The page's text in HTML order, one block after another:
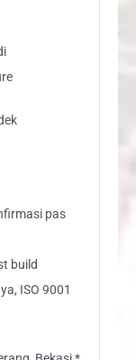
pas
build
ISO 9001